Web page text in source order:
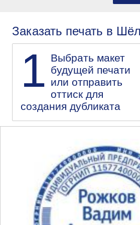
Заказать печать в
1 Выбрать макет
будущей печати
или отправить
оттиск для
создания дубликата